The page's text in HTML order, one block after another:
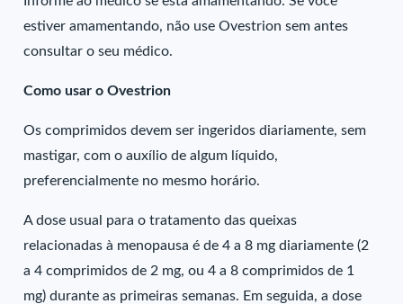
estiver amamentando, não use Ovestrion sem antes
consultar o seu médico.
Como usar o Ovestrion
Os comprimidos devem ser ingeridos diariamente, sem
mastigar, com o auxílio de algum líquido,
preferencialmente no mesmo horário.
A dose usual para o tratamento das queixas
relacionadas à menopausa é de 4 a 8 mg diariamente (2
a 4 comprimidos de 2 mg, ou 4 a 8 comprimidos de 1
mg) durante as primeiras semanas. Em seguida, a dose